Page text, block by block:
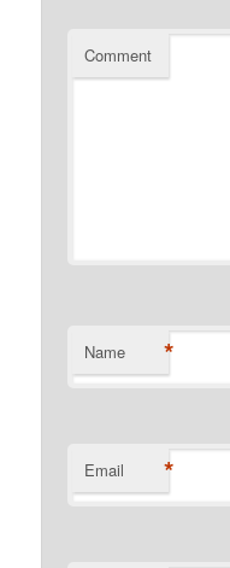
Comment
Name *
Email *